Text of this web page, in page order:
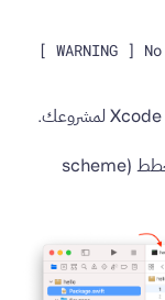
أولاً، حرّر مخطط مشروعك بالنقر على محدّد المخطط (scheme